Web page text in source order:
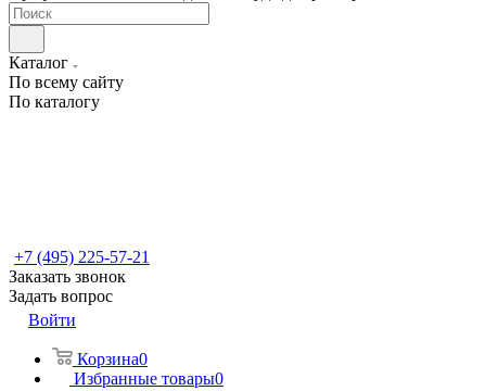
Каталог
По всему сайту
По каталогу
+7 (495) 225-57-21
Заказать звонок
Задать вопрос
Войти
Корзина0
Избранные товары0